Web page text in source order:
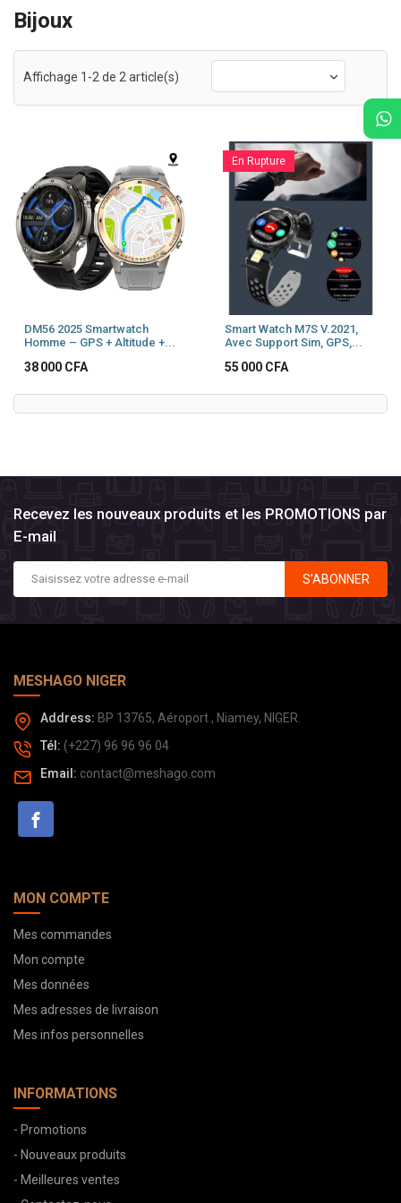
Bijoux
Affichage 1-2 de 2 article(s)
DM56 2025 Smartwatch
Homme – GPS + Altitude +...
Prix
38 000 CFA
En Rupture
Smart Watch M7S V.2021,
Avec Support Sim, GPS,...
Prix
55 000 CFA
Recevez les nouveaux produits et les PROMOTIONS par
E-mail
S’ABONNER
MESHAGO NIGER
Address: BP 13765, Aéroport , Niamey, NIGER.
Tél: (+227) 96 96 96 04
Email: contact@meshago.com
MON COMPTE
Mes commandes
Mon compte
Mes données
Mes adresses de livraison
Mes infos personnelles
INFORMATIONS
- Promotions
- Nouveaux produits
- Meilleures ventes